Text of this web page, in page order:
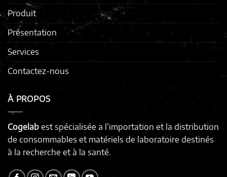
Produit
Présentation
Services
Contactez-nous
À PROPOS
Cogelab est spécialisée a l’importation et la distribution
de consommables et matériels de laboratoire destinés
à la recherche et à la santé.